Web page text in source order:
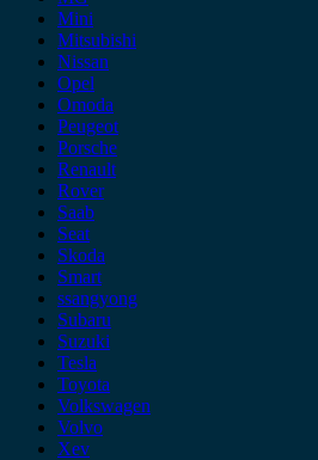
Mini
Mitsubishi
Nissan
Opel
Omoda
Peugeot
Porsche
Renault
Rover
Saab
Seat
Skoda
Smart
ssangyong
Subaru
Suzuki
Tesla
Toyota
Volkswagen
Volvo
Xev